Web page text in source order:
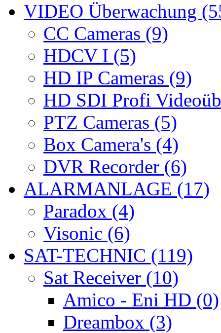
VIDEO Überwachung
CC Cameras (9)
HDCV I (5)
HD IP Cameras (9)
HD SDI Profi
PTZ Cameras (5)
Box Camera's (4)
DVR Recorder (6)
ALARMANLAGE (17)
Paradox (4)
Visonic (6)
SAT-TECHNIC (119)
Sat Receiver (10)
Amico - Eni HD (0)
Dreambox (3)